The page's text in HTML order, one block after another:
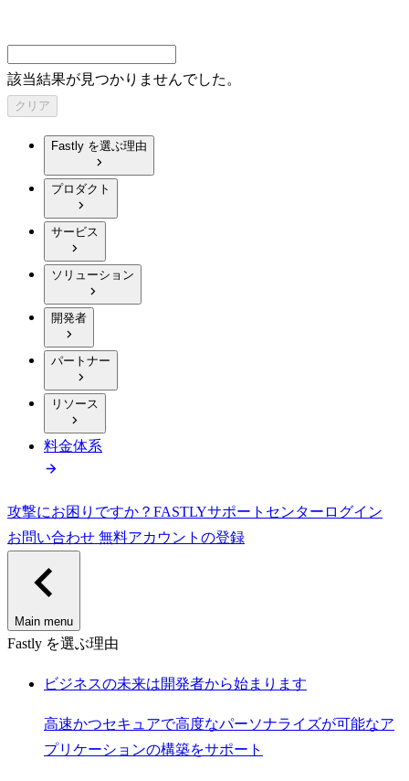
該当結果が見つかりませんでした。
クリア
Fastly を選ぶ理由
プロダクト
サービス
ソリューション
開発者
パートナー
リソース
料金体系
攻撃にお困りですか？ FASTLYサポートセンター ログイン
お問い合わせ 無料アカウントの登録
Main menu
Fastly を選ぶ理由
ビジネスの未来は開発者から始まります
高速かつセキュアで高度なパーソナライズが可能なア
プリケーションの構築をサポート